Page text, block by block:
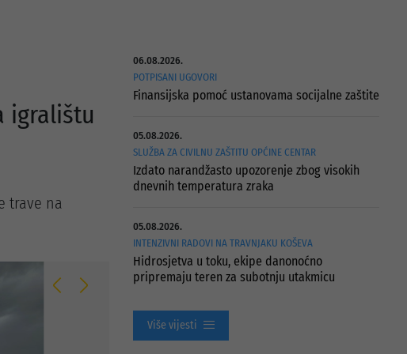
igralištu
trave na
06.08.2026.
POTPISANI UGOVORI
Finansijska pomoć ustanovama socijalne zaštite
05.08.2026.
SLUŽBA ZA CIVILNU ZAŠTITU OPĆINE CENTAR
Izdato narandžasto upozorenje zbog visokih
dnevnih temperatura zraka
05.08.2026.
INTENZIVNI RADOVI NA TRAVNJAKU KOŠEVA
Hidrosjetva u toku, ekipe danonoćno
pripremaju teren za subotnju utakmicu
Više vijesti